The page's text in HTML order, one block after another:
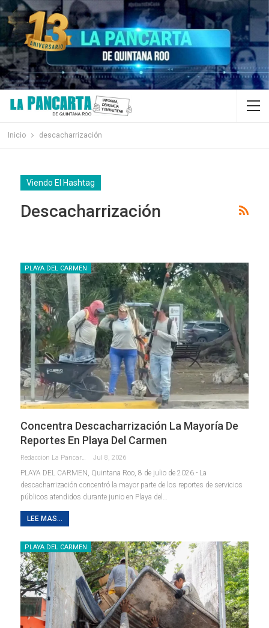
Inicio descacharrización
Viendo El Hashtag
Descacharrización
PLAYA DEL CARMEN
Concentra Descacharrización La Mayoría De
Reportes En Playa Del Carmen
Redaccion La Pancarta De Quintana Roo Jul 8, 2026
PLAYA DEL CARMEN, Quintana Roo, 8 de julio de 2026.- La
descacharrización concentró la mayor parte de los reportes de servicios
públicos atendidos durante junio en Playa del …
LEE MAS...
PLAYA DEL CARMEN